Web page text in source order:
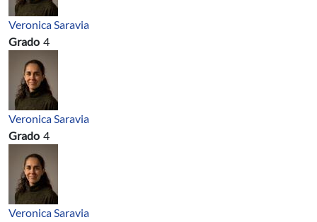
Veronica Saravia
Grado 4
Veronica Saravia
Grado 4
Veronica Saravia